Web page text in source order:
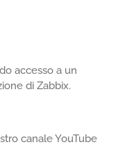
accesso a un
di Zabbix.
canale YouTube